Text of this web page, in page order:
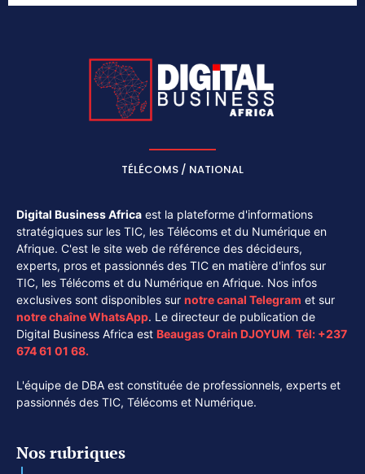
TÉLÉCOMS / NATIONAL
Digital Business Africa est la plateforme d'informations
stratégiques sur les TIC, les Télécoms et du Numérique en
Afrique. C'est le site web de référence des décideurs,
experts, pros et passionnés des TIC en matière d'infos sur
TIC, les Télécoms et du Numérique en Afrique. Nos infos
exclusives sont disponibles sur notre canal Telegram et sur
notre chaîneWhatsApp. Le directeur de publication de
Digital Business Africa est Beaugas Orain DJOYUM. Tél: +237
674 61 01 68.
L'équipe de DBA est constituée de professionnels, experts et
passionnés des TIC, Télécoms et Numérique.
Nos rubriques